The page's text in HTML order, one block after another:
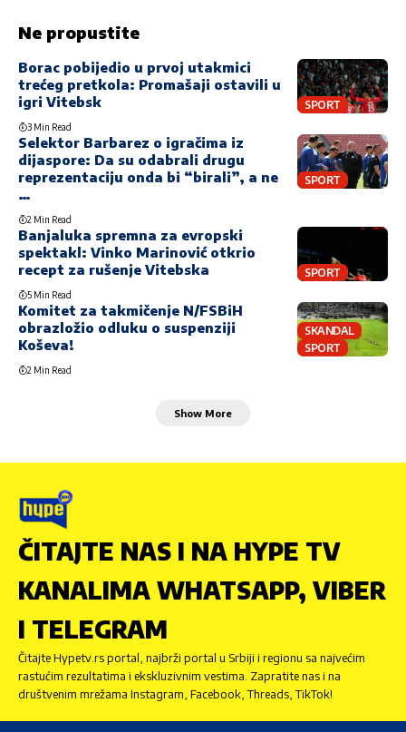
Ne propustite
SPORT
Borac pobijedio u prvoj utakmici
trećeg pretkola: Promašaji ostavili u
igri Vitebsk
3 Min Read
SPORT
Selektor Barbarez o igračima iz
dijaspore: Da su odabrali drugu
reprezentaciju onda bi “birali”, a ne
…
2 Min Read
SPORT
Banjaluka spremna za evropski
spektakl: Vinko Marinović otkrio
recept za rušenje Vitebska
5 Min Read
SKANDAL
SPORT
Komitet za takmičenje N/FSBiH
obrazložio odluku o suspenziji
Koševa!
2 Min Read
Show More
ČITAJTE NAS I NA HYPE TV
KANALIMA WHATSAPP, VIBER
I TELEGRAM
Čitajte Hypetv.rs portal, najbrži portal u Srbiji i regionu sa najvećim
rastućim rezultatima i ekskluzivnim vestima. Zapratite nas i na
društvenim mrežama Instagram, Facebook, Threads, TikTok!